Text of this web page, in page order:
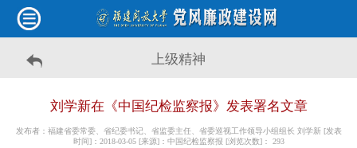
上级精神
刘学新在《中国纪检监察报》发表署名文章
发布者：福建省委常委、省纪委书记、省监委主任、省委巡视工作领导小组组长 刘学新 [发表
时间]：2018-03-05 [来源]：中国纪检监察报 [浏览次数]： 293